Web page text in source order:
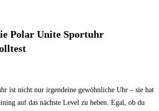
Polar⁢ Unite Sportuhr
ist nicht nur irgendeine gewöhnliche ‌Uhr – sie hat
auf das nächste Level zu heben. ⁣Egal, ‌ob du